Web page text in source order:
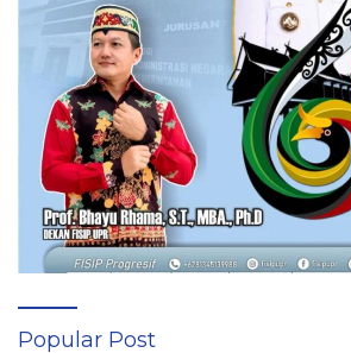
Popular Post